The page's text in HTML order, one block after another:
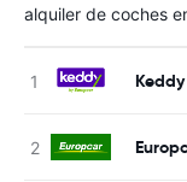
alquiler de coches